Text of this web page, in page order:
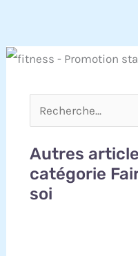
Autres
catégorie
soi